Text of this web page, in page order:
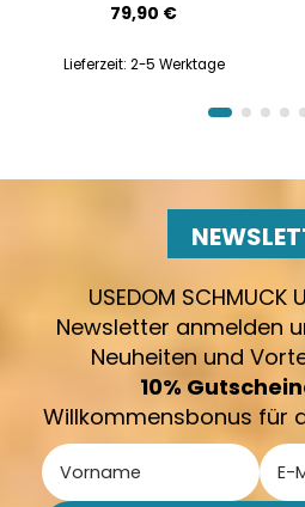
79,90 €
Lieferzeit: 2-5 Werktage
USEDOM SCHMUCK
Newsletter anmelden
Neuheiten und
10%
Willkommensbonus für